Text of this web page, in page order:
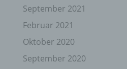
September 2021
Februar 2021
Oktober 2020
September 2020